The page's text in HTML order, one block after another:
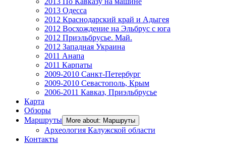
2013 Одесса
2012 Краснодарский край и Адыгея
2012 Восхождение на Эльбрус с юга
2012 Приэльбрусье. Май.
2012 Западная Украина
2011 Анапа
2011 Карпаты
2009-2010 Санкт-Петербург
2009-2010 Севастополь, Крым
2006-2011 Кавказ, Приэльбрусье
Карта
Обзоры
Маршруты
More about: Маршруты
Археология Калужской области
Контакты